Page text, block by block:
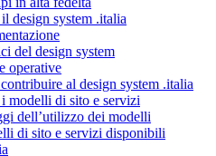
design system .italia
del design system
operative
al design system .italia
modelli di sito e servizi
dell’utilizzo dei modelli
di sito e servizi disponibili